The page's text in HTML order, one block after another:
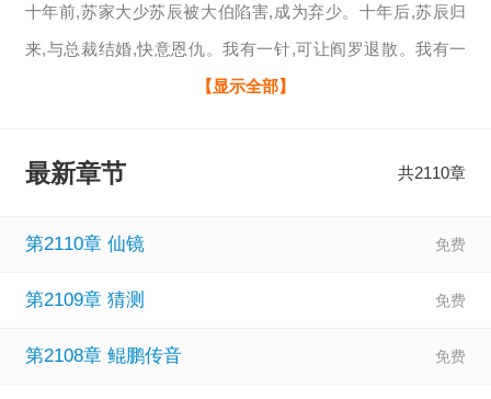
十年前,苏家大少苏辰被大伯陷害,成为弃少。十年后,苏辰归
来,与总裁结婚,快意恩仇。我有一针,可让阎罗退散。我有一
【显示全部】
最新章节 共2110章
第2110章 仙镜
第2109章 猜测
第2108章 鲲鹏传音